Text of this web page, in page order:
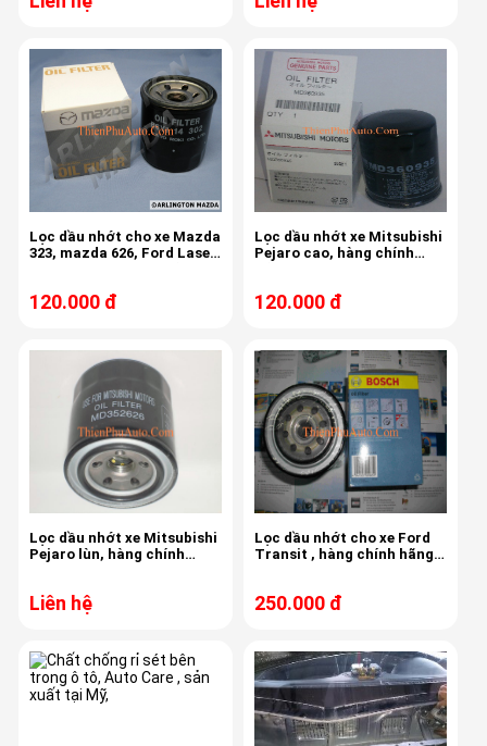
Lọc dầu nhớt cho xe Mazda
323, mazda 626, Ford Laser,
120.000 đ
Lọc dầu nhớt xe Mitsubishi
Pejaro cao, hàng chính
120.000 đ
Lọc dầu nhớt xe Mitsubishi
Pejaro lùn, hàng chính
Liên hệ
Lọc dầu nhớt cho xe Ford
Transit , hàng chính hãng
250.000 đ